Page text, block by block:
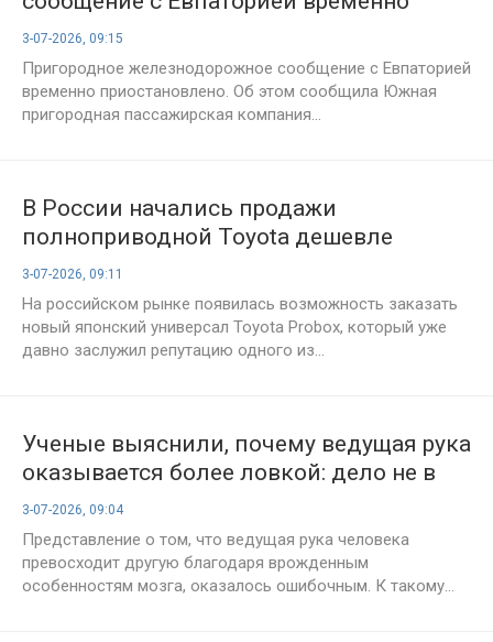
приостановлено: поезда следуют
только до станции Элеваторная
3-07-2026, 09:15
Пригородное железнодорожное сообщение с Евпаторией
временно приостановлено. Об этом сообщила Южная
пригородная пассажирская компания...
В России начались продажи
полноприводной Toyota дешевле
многих новых отечественных
универсалов
3-07-2026, 09:11
На российском рынке появилась возможность заказать
новый японский универсал Toyota Probox, который уже
давно заслужил репутацию одного из...
Ученые выяснили, почему ведущая рука
оказывается более ловкой: дело не в
особенностях мозга
3-07-2026, 09:04
Представление о том, что ведущая рука человека
превосходит другую благодаря врожденным
особенностям мозга, оказалось ошибочным. К такому...